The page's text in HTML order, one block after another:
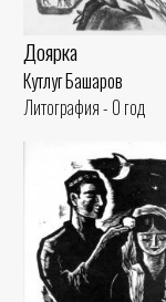
Доярка
Кутлуг Башаров
Литография - 0 год